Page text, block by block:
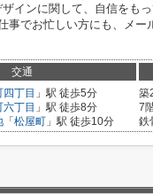
インに関して、自信をも
事でお忙しい方にも、メ
交通
四丁目 」駅 徒歩5分
六丁目 」駅 徒歩8分
「 松屋町 」駅 徒歩10分
築
7
鉄